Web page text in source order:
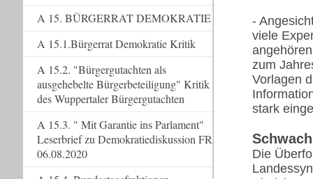
-
viele
zum
Vorlagen
stark
Die
A 15. BÜRGERRAT DEMOKRATIE
A 15.1.Bürgerrat Demokratie Kritik
A 15.2. "Bürgergutachten als
ausgehebelte Bürgerbeteiligung" Kritik
des Wuppertaler Bürgergutachten
A 15.3. " Mit Garantie ins Parlament"
Leserbrief zu Demokratiediskussion FR
06.08.2020